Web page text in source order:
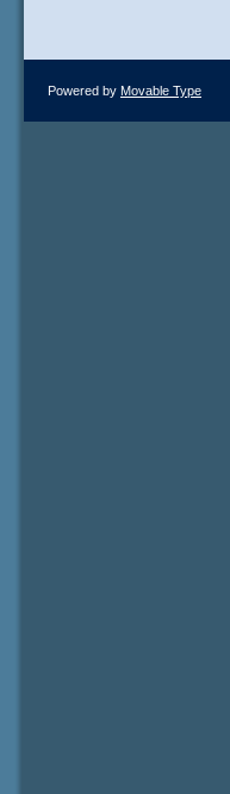
Powered by Movable Type